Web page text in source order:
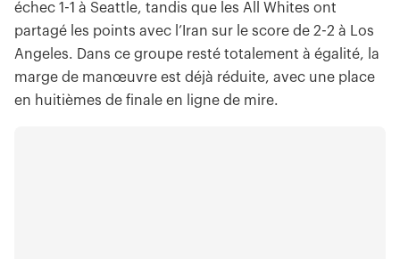
échec 1-1 à Seattle, tandis que les All Whites ont
partagé les points avec l’Iran sur le score de 2-2 à Los
Angeles. Dans ce groupe resté totalement à égalité, la
marge de manœuvre est déjà réduite, avec une place
en huitièmes de finale en ligne de mire.